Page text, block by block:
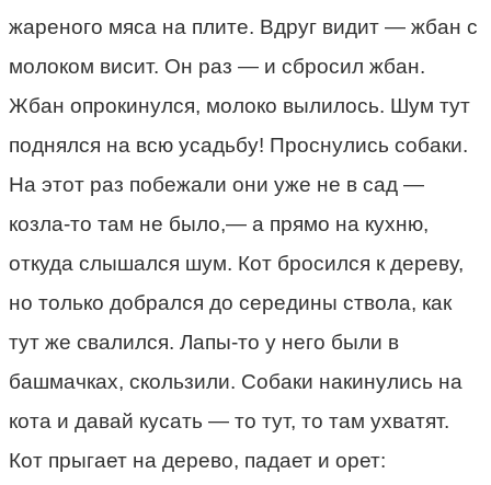
жареного мяса на плите. Вдруг видит — жбан с
молоком висит. Он раз — и сбросил жбан.
Жбан опрокинулся, молоко вылилось. Шум тут
поднялся на всю усадьбу! Проснулись собаки.
На этот раз побежали они уже не в сад —
козла-то там не было,— а прямо на кухню,
откуда слышался шум. Кот бросился к дереву,
но только добрался до середины ствола, как
тут же свалился. Лапы-то у него были в
башмачках, скользили. Собаки накинулись на
кота и давай кусать — то тут, то там ухватят.
Кот прыгает на дерево, падает и орет: